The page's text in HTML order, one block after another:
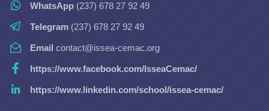
WhatsApp (237) 678 27 92 49
Telegram (237) 678 27 92 49
Email contact@issea-cemac.org
https://www.facebook.com/IsseaCemac/
https://www.linkedin.com/school/issea-cemac/